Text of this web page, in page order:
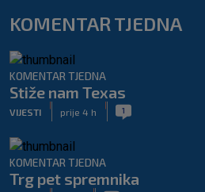
KOMENTAR TJEDNA
KOMENTAR TJEDNA
Stiže nam Texas
VIJESTI prije 4 h 1
KOMENTAR TJEDNA
Trg pet spremnika